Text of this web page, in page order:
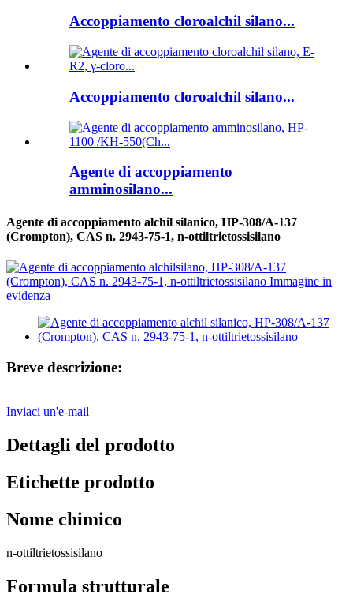
Accoppiamento cloroalchil silano...
Accoppiamento cloroalchil silano...
Agente di accoppiamento
amminosilano...
Agente di accoppiamento alchil silanico, HP-308/A-137
(Crompton), CAS n. 2943-75-1, n-ottiltrietossisilano
Breve descrizione:
Inviaci un'e-mail
Dettagli del prodotto
Etichette prodotto
Nome chimico
n-ottiltrietossisilano
Formula strutturale